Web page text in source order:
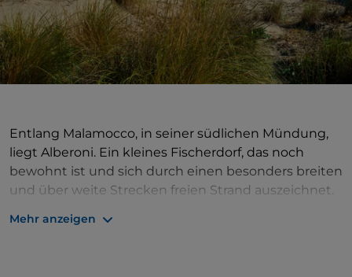
Entlang Malamocco, in seiner südlichen Mündung,
liegt Alberoni. Ein kleines Fischerdorf, das noch
bewohnt ist und sich durch einen besonders breiten
und über weite Strecken freien Strand auszeichnet.
beeindruckte auch den Regisseur
Mehr anzeigen